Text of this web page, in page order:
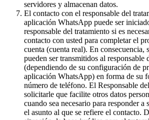
servidores y almacenan datos.
El contacto con el responsable del
aplicación WhatsApp puede ser
responsable del tratamiento si es
contacto con usted para completar el
cuenta (cuenta real). En consecuencia,
pueden ser transmitidos al responsable
(dependiendo de su configuración de
aplicación WhatsApp) en forma de su
número de teléfono. El Responsable
solicitarle que facilite otros datos
cuando sea necesario para responder a
el asunto al que se refiere el contacto.